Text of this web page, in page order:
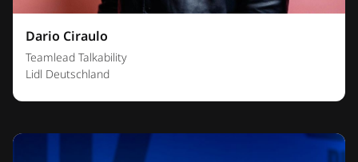
Dario Ciraulo
Teamlead Talkability
Lidl Deutschland